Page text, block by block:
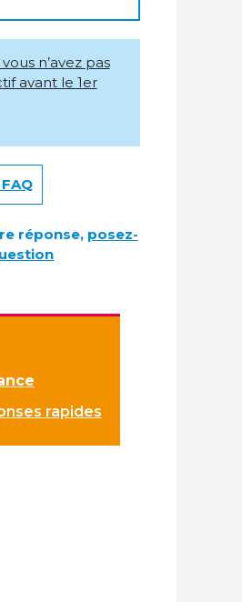
n’avez pas
avant le 1er
réponse, posez-
rapides